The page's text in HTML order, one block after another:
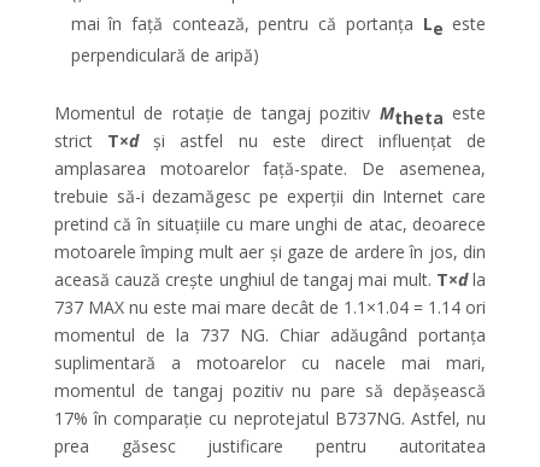
mai în față contează, pentru că portanța Le este
perpendiculară de aripă)
Momentul de rotație de tangaj pozitiv Mtheta este
strict T×dși astfel nu este direct influențat de
amplasarea motoarelor față-spate. De asemenea,
trebuie să-i dezamăgesc pe experții din Internet care
pretind că în situațiile cu mare unghi de atac, deoarece
motoarele împing mult aer și gaze de ardere în jos, din
aceasă cauză crește unghiul de tangaj mai mult. T×dla
737 MAX nu este mai mare decât de 1.1×1.04 = 1.14 ori
momentul de la 737 NG. Chiar adăugând portanța
suplimentară a motoarelor cu nacele mai mari,
momentul de tangaj pozitiv nu pare să depășească
17% în comparație cu neprotejatul B737NG. Astfel, nu
prea găsesc justificare pentru autoritatea